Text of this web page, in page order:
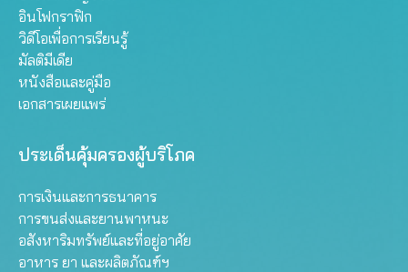
อินโฟกราฟิก
วิดีโอเพื่อการเรียนรู้
มัลติมีเดีย
หนังสือและคู่มือ
เอกสารเผยแพร่
ประเด็นคุ้มครองผู้บริโภค
การเงินและการธนาคาร
การขนส่งและยานพาหนะ
อสังหาริมทรัพย์และที่อยู่อาศัย
อาหาร ยา และผลิตภัณฑ์ฯ